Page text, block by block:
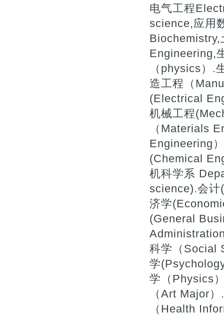
电气工程
science,应用
Engineering,
（physics）
造工程（
(Electrical
机械工程
（Materials
Engineering
(Chemical
机科学系
science).会
济学
(General
科学（Social
学
学（Physics
（Art Major
（Health